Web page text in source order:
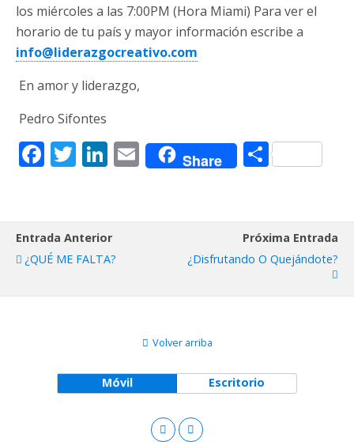
los miércoles a las 7:00PM (Hora Miami) Para ver el
horario de tu país y mayor información escribe a
info@liderazgocreativo.com
En amor y liderazgo,
Pedro Sifontes
F
b
o
k
T
er
Li
e
dI
E
m
l
Share C
p
ar
r
Entrada Anterior
¿QUÉ ME FALTA?
Próxima Entrada
¿Disfrutando O Quejándote?
Volver arriba
Móvil Escritorio